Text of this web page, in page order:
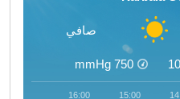
صافي
750
mmHg
15:00
16:00